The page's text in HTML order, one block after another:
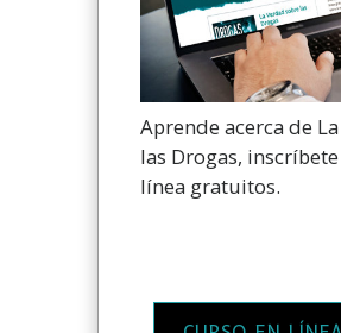
Aprende acerca de
las Drogas,
línea gratuitos.